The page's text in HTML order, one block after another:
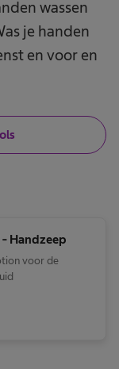
wassen
je handen
en voor en
- Handzeep
voor de